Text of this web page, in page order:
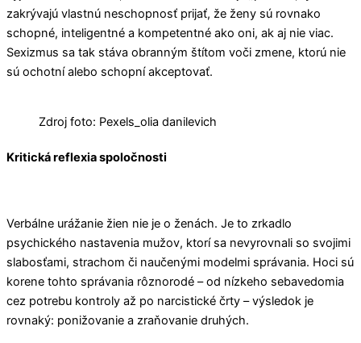
zakrývajú vlastnú neschopnosť prijať, že ženy sú rovnako
schopné, inteligentné a kompetentné ako oni, ak aj nie viac.
Sexizmus sa tak stáva obranným štítom voči zmene, ktorú nie
sú ochotní alebo schopní akceptovať.
Zdroj foto: Pexels_olia danilevich
Kritická reflexia spoločnosti
Verbálne urážanie žien nie je o ženách. Je to zrkadlo
psychického nastavenia mužov, ktorí sa nevyrovnali so svojimi
slabosťami, strachom či naučenými modelmi správania. Hoci sú
korene tohto správania rôznorodé – od nízkeho sebavedomia
cez potrebu kontroly až po narcistické črty – výsledok je
rovnaký: ponižovanie a zraňovanie druhých.